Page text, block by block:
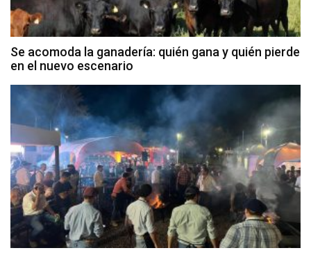
Se acomoda la ganadería: quién gana y quién pierde
en el nuevo escenario